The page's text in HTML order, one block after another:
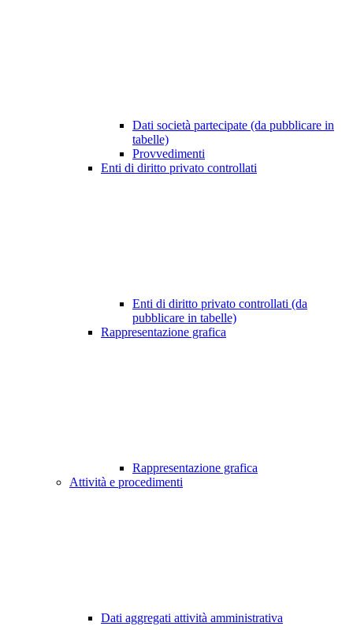
Dati società partecipate (da pubblicare in
tabelle)
Provvedimenti
Enti di diritto privato controllati
Enti di diritto privato controllati (da
pubblicare in tabelle)
Rappresentazione grafica
Rappresentazione grafica
Attività e procedimenti
Dati aggregati attività amministrativa